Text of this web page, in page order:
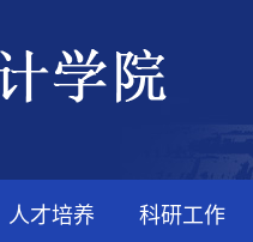
人才培养 科研工作